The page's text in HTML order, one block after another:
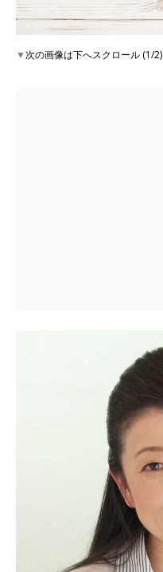
▼次の画像は下へスクロール (1/2)